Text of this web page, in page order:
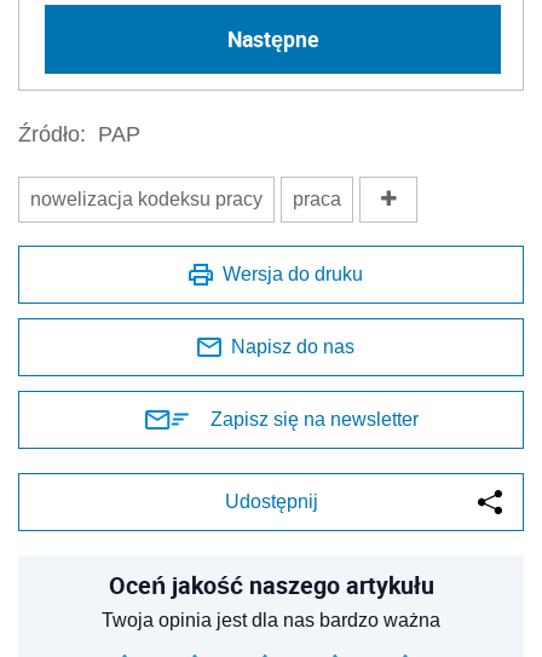
Następne
Źródło: PAP
nowelizacja kodeksu pracy praca
Wersja do druku
Napisz do nas
Zapisz się na newsletter
Udostępnij
Oceń jakość naszego artykułu
Twoja opinia jest dla nas bardzo ważna